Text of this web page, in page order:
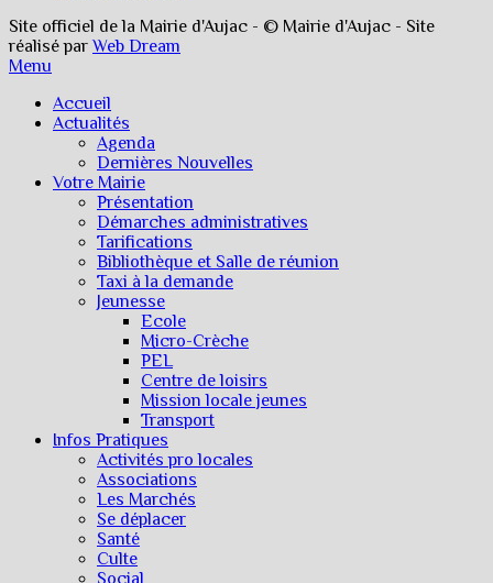
Site officiel de la Mairie d'Aujac - © Mairie d'Aujac - Site
réalisé parWeb Dream
Menu
Accueil
Actualités
Agenda
Dernières Nouvelles
Votre Mairie
Présentation
Démarches administratives
Tarifications
Bibliothèque et Salle de réunion
Taxi à la demande
Jeunesse
Ecole
Micro-Crèche
PEL
Centre de loisirs
Mission locale jeunes
Transport
Infos Pratiques
Activités pro locales
Associations
Les Marchés
Se déplacer
Santé
Culte
Social